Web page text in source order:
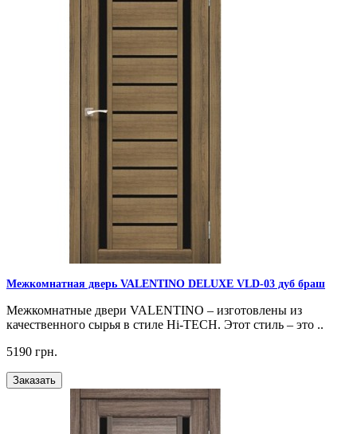
Межкомнатная дверь VALENTINO DELUXE VLD-03 дуб браш
Межкомнатные двери VALENTINO – изготовлены из
качественного сырья в стиле Hi-TECH. Этот стиль – это ..
5190 грн.
Заказать